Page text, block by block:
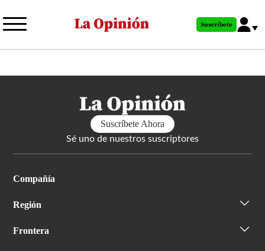
al
principal
Suscríbete
Suscríbete Ahora
Sé uno de nuestros suscriptores
Compañía
Región
Frontera